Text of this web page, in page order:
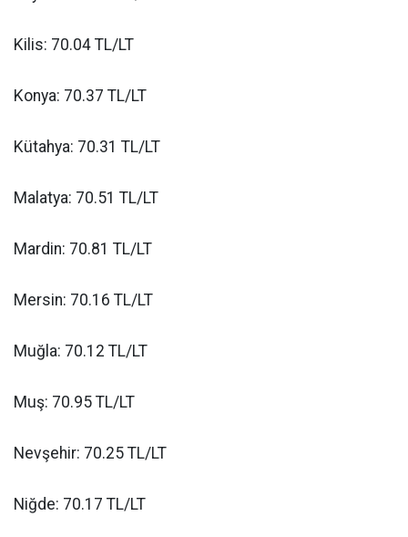
Kilis: 70.04 TL/LT
Konya: 70.37 TL/LT
Kütahya: 70.31 TL/LT
Malatya: 70.51 TL/LT
Mardin: 70.81 TL/LT
Mersin: 70.16 TL/LT
Muğla: 70.12 TL/LT
Muş: 70.95 TL/LT
Nevşehir: 70.25 TL/LT
Niğde: 70.17 TL/LT